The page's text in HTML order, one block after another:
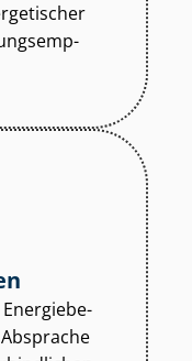
En­er­gie­be­